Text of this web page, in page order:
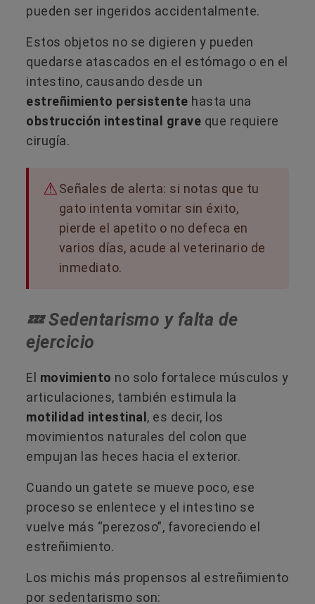
pueden ser ingeridos accidentalmente.
Estos objetos no se digieren y pueden
quedarse atascados en el estómago o en el
intestino, causando desde un
estreñimiento persistente hasta una
obstrucción intestinal grave que requiere
cirugía.
Señales de alerta: si notas que tu
gato intenta vomitar sin éxito,
pierde el apetito o no defeca en
varios días, acude al veterinario de
inmediato.
💤 Sedentarismo y falta de
ejercicio
El movimiento no solo fortalece músculos y
articulaciones, también estimula la
motilidad intestinal , es decir, los
movimientos naturales del colon que
empujan las heces hacia el exterior.
Cuando un gatete se mueve poco, ese
proceso se enlentece y el intestino se
vuelve más “perezoso”, favoreciendo el
estreñimiento.
Los michis más propensos al estreñimiento
por sedentarismo son: